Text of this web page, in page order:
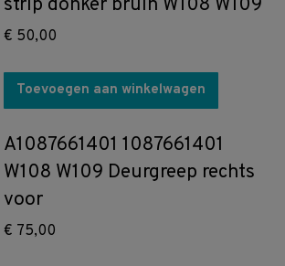
strip donker bruin W108 W109
€ 50,00
Toevoegen aan winkelwagen
A1087661401 1087661401
W108 W109 Deurgreep rechts
voor
€ 75,00